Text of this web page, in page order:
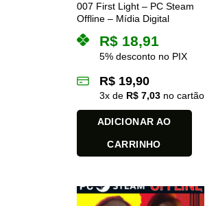
007 First Light – PC Steam
Offline – Mídia Digital
R$18,91
5% desconto no PIX
R$19,90
3x de R$7,03no cartão
ADICIONAR AO
CARRINHO